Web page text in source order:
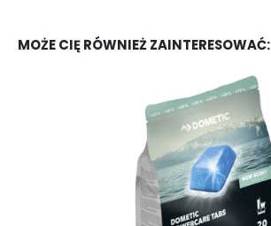
MOŻE CIĘ RÓWNIEŻ ZAINTERESOWAĆ: